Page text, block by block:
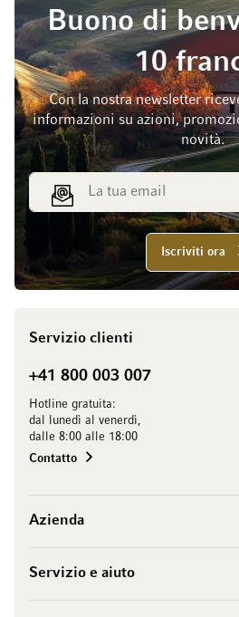
Buono di
10
Con la nostra newsletter
informazioni su azioni,
novità.
Indirizzo email
Iscriviti ora
Servizio clienti
+41 800 003 007
Hotline gratuita:
dal lunedì al venerdì,
dalle 8:00 alle 18:00
Contatto
Azienda
Servizio e aiuto